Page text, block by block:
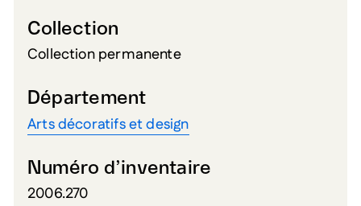
Collection
Collection permanente
Département
Arts décoratifs et design
Numéro d’inventaire
2006.270